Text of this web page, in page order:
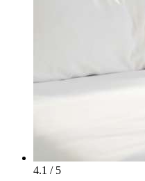
4.1 / 5